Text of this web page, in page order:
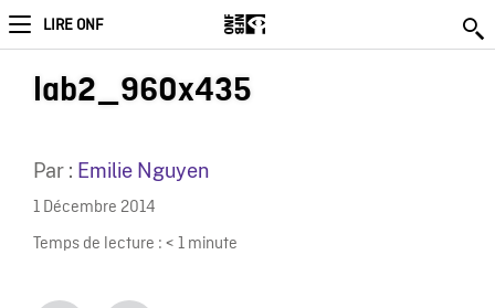
LIRE ONF
lab2_960x435
Par : Emilie Nguyen
1 Décembre 2014
Temps de lecture : < 1 minute